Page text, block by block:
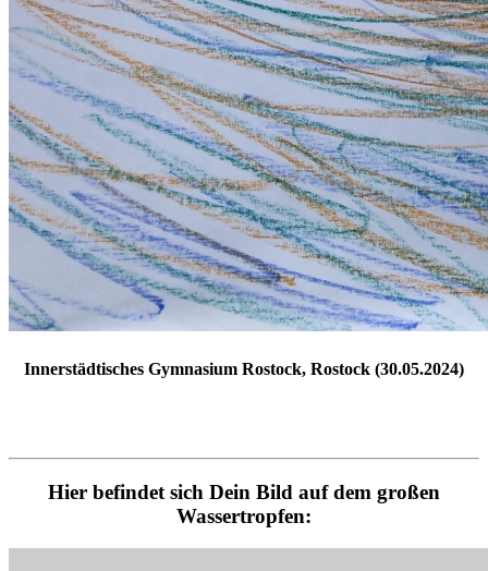
Innerstädtisches Gymnasium Rostock, Rostock (30.05.2024)
Hier befindet sich Dein Bild auf dem großen
Wassertropfen: